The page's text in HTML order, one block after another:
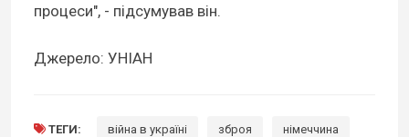
процеси", - підсумував він.
Джерело: УНІАН
ТЕГИ: війна в україні зброя німеччина